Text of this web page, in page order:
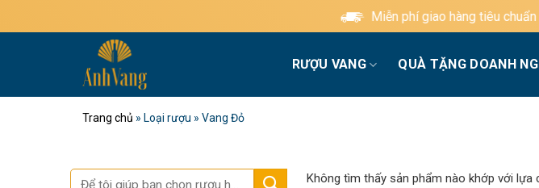
qua
Miễn phí giao hàng tiêu chuẩn cho các đơn hàng
RƯỢU VANG QUÀ TẶNG DOANH
Trang chủ » Loại rượu » Vang Đỏ
Tìm
Không tìm thấy sản phẩm nào khớp với lựa